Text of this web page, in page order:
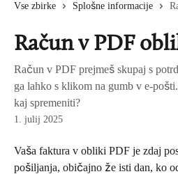
Vse zbirke Splošne informacije
Račun v PDF
Račun v PDF prejmeš skupaj s
ga lahko s klikom na gumb v e-
kaj spremeniti?
1. julij 2025
Vaša faktura v obliki PDF je zdaj
pošiljanja, običajno že isti dan, ko